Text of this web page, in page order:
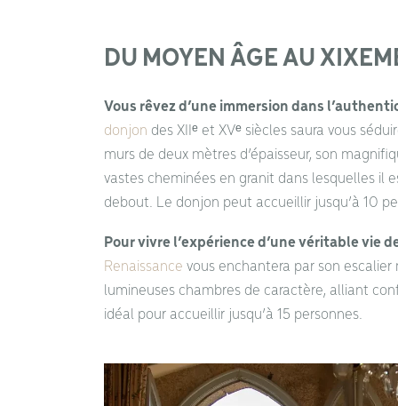
DU MOYEN ÂGE AU
Vous rêvez d’une immersion dans
donjon des XIIᵉ et XVᵉ siècles saura vous
murs de deux mètres d’épaisseur, son
vastes cheminées en granit dans lesquelles il
debout. Le donjon peut accueillir jusqu’à 10
Pour vivre l’expérience d’une véritable vie
Renaissance vous enchantera par son
lumineuses chambres de caractère, alliant
idéal pour accueillir jusqu’à 15 personnes.